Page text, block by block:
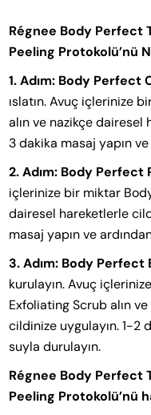
Régnee Body Perfect
Peeling Protokolü’nü
1. Adım: Body Perfect
ıslatın. Avuç içlerinize
alın ve nazikçe
3 dakika masaj yapın ve
2. Adım: Body Perfect
içlerinize bir miktar
dairesel hareketlerle
masaj yapın ve
3. Adım: Body
kurulayın. Avuç
Exfoliating Scrub alın
cildinize uygulayın. 1-2
suyla durulayın.
Régnee Body Perfect
Peeling Protokolü’nü